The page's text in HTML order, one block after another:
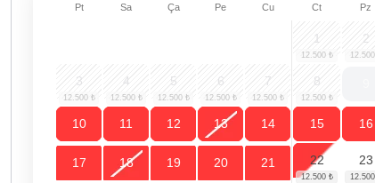
Pt Sa Ça Pe Cu Ct Pz
1 2
3 4 5 6 7 8
10 11 12 13 14 15 16
17 18 19 20 21 22 23